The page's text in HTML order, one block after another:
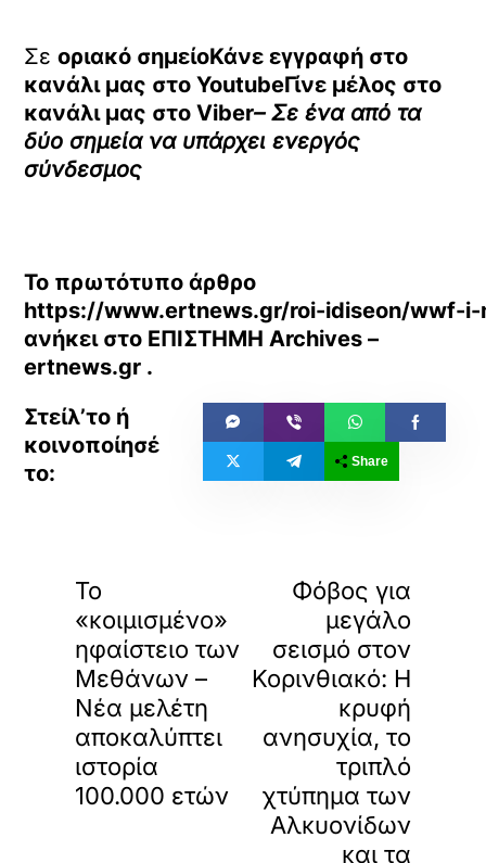
Σεοριακό σημείοΚάνε εγγραφή στο
κανάλι μας στοYoutubeΓίνε μέλος στο
κανάλι μας στοViber– Σε ένα από τα
δύο σημεία να υπάρχει ενεργός
σύνδεσμος
Το πρωτότυπο άρθρο
https://www.ertnews.gr/roi-idiseon/wwf-
ανήκει στο ΕΠΙΣΤΗΜΗ Archives –
ertnews.gr .
Share
Το
«κοιμισμένο»
ηφαίστειο των
Μεθάνων –
Νέα μελέτη
αποκαλύπτει
ιστορία
100.000 ετών
Φόβος για
μεγάλο
σεισμό στον
Κορινθιακό: Η
κρυφή
ανησυχία, το
τριπλό
χτύπημα των
Αλκυονίδων
και τα